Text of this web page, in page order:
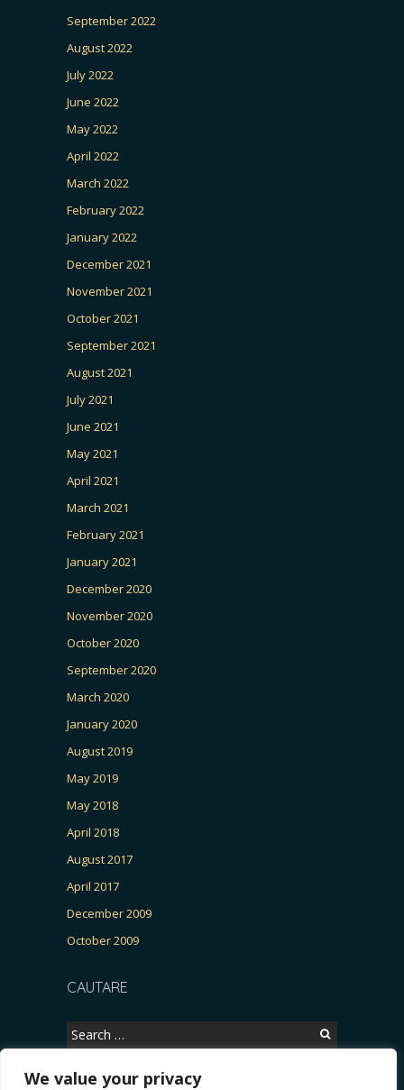
We value your privacy
September 2022
August 2022
July 2022
June 2022
May 2022
April 2022
March 2022
February 2022
January 2022
December 2021
November 2021
October 2021
September 2021
August 2021
July 2021
June 2021
May 2021
April 2021
March 2021
February 2021
January 2021
December 2020
November 2020
October 2020
September 2020
March 2020
January 2020
August 2019
May 2019
May 2018
April 2018
August 2017
April 2017
December 2009
October 2009
CAUTARE
Search
for: